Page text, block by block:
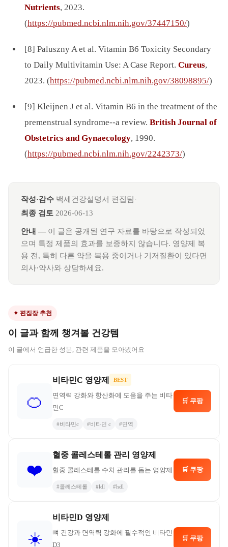
Nutrients, 2023.
(https://pubmed.ncbi.nlm.nih.gov/37447150/)
[8] Paluszny A et al. Vitamin B6 Toxicity Secondary
to Daily Multivitamin Use: A Case Report. Cureus,
2023. (https://pubmed.ncbi.nlm.nih.gov/38098895/)
[9] Kleijnen J et al. Vitamin B6 in the treatment of the
premenstrual syndrome--a review. British Journal of
Obstetrics and Gynaecology, 1990.
(https://pubmed.ncbi.nlm.nih.gov/2242373/)
작성·감수 백세건강설명서 편집팀 ·
최종 검토 2026-06-13
안내 — 이 글은 공개된 연구 자료를 바탕으로 작성되었
으며 특정 제품의 효과를 보증하지 않습니다. 영양제 복
용 전, 특히 다른 약을 복용 중이거나 기저질환이 있다면
의사·약사와 상담하세요.
✦ 편집장 추천
이 글과 함께 챙겨볼 건강템
이 글에서 언급한 성분, 관련 제품을 모아봤어요
🍊
비타민C 영양제 BEST
면역력 강화와 항산화에 도움을 주는 비타
민C
#비타민c #비타민 c #면역
🛒 쿠팡
❤️
혈중 콜레스테롤 관리 영양제
혈중 콜레스테롤 수치 관리를 돕는 영양제
#콜레스테롤 #ldl #hdl
🛒 쿠팡
☀️
비타민D 영양제
뼈 건강과 면역력 강화에 필수적인 비타민
D3
🛒 쿠팡